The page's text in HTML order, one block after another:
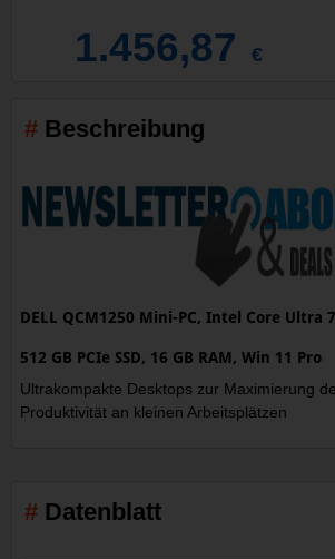
1.456,87 €
Beschreibung
DELL QCM1250 Mini-PC, Intel Core Ultra
512 GB PCIe SSD, 16 GB RAM, Win 11 Pro
Ultrakompakte Desktops zur Maximierung
Produktivität an kleinen Arbeitsplätzen
Datenblatt